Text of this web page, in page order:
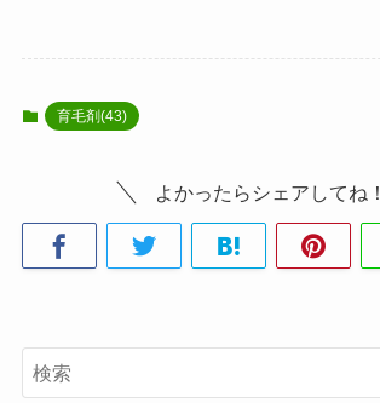
育毛剤(43)
よかったらシェアしてね！